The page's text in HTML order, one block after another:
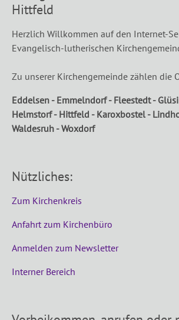
Hittfeld
Herzlich Willkommen auf den Internet-
Evangelisch-lutherischen
Zu unserer Kirchengemeinde zählen die
Eddelsen - Emmelndorf - Fleestedt -
Helmstorf - Hittfeld - Karoxbostel -
Waldesruh - Woxdorf
Nützliches:
Zum Kirchenkreis
Anfahrt zum Kirchenbüro
Anmelden zum Newsletter
Interner Bereich